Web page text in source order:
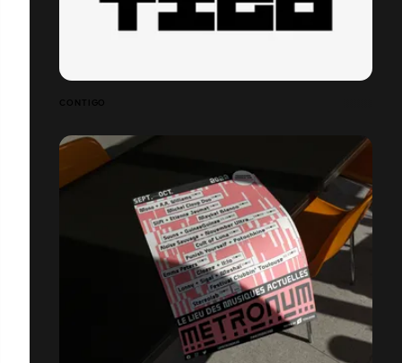
CONTIGO